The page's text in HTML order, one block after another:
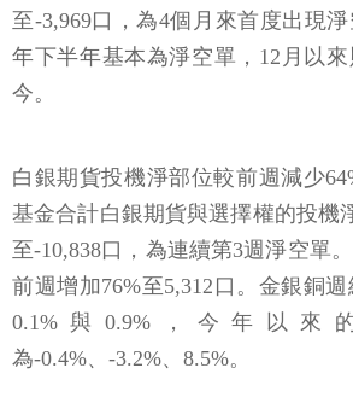
至-3,969口，為4個月來首度出現
年下半年基本為淨空單，12月以
今。
白銀期貨投機淨部位較前週減少
基金合計白銀期貨與選擇權的投機
至-10,838口，為連續第3週淨空單
前週增加76%至5,312口。金銀銅週
0.1%與0.9%，今年以來
為-0.4%、-3.2%、8.5%。